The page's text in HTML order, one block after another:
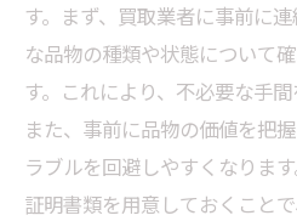
す。まず、買取業者に事前に
な品物の種類や状態について
す。これにより、不必要な手間
また、事前に品物の価値を把
ラブルを回避しやすくなりま
証明書類を用意しておくこと